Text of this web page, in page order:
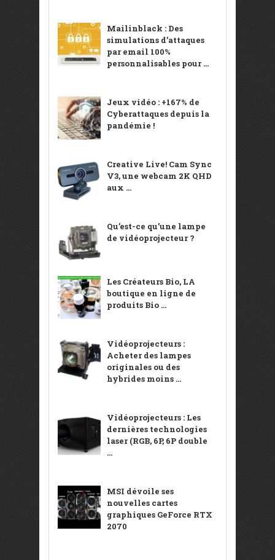
Mailinblack : Des
simulations d’attaques
par email 100%
personnalisables pour ...
Jeux vidéo : +167% de
Cyberattaques depuis la
pandémie !
Creative Live! Cam Sync
V3, une webcam 2K QHD
aux ...
Qu’est-ce qu’une lampe
de vidéoprojecteur ?
Les Créateurs Bio, LA
boutique en ligne de
produits Bio ...
Vidéoprojecteurs :
Acheter des lampes
originales ou des
hybrides moins ...
Vidéoprojecteurs : Les
dernières technologies
laser (RGB, 6P, 6P double
...
MSI dévoile ses
nouvelles cartes
graphiques GeForce RTX
2070